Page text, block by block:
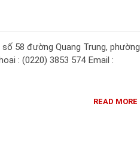
58 đường Quang Trung, phường
: (0220) 3853 574 Email :
READ MORE